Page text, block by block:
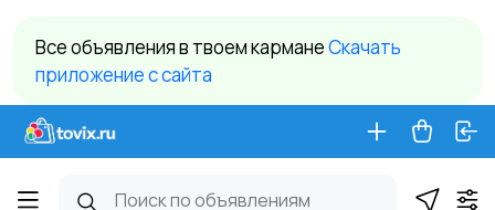
Все объявления в твоем карманеCкачать
приложение c сайта